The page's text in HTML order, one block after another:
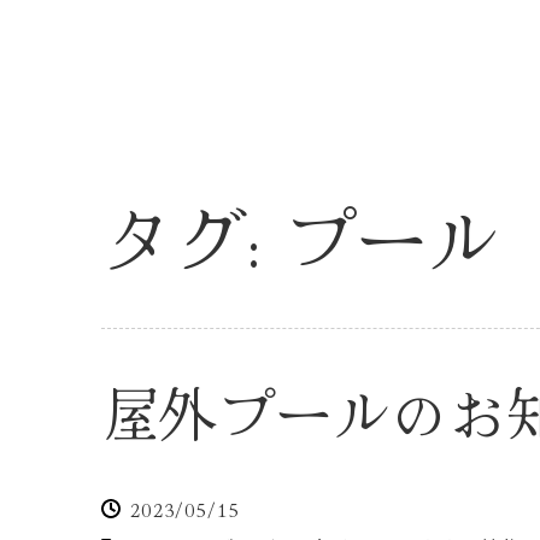
タグ: プール
屋外プールの
2023/05/15